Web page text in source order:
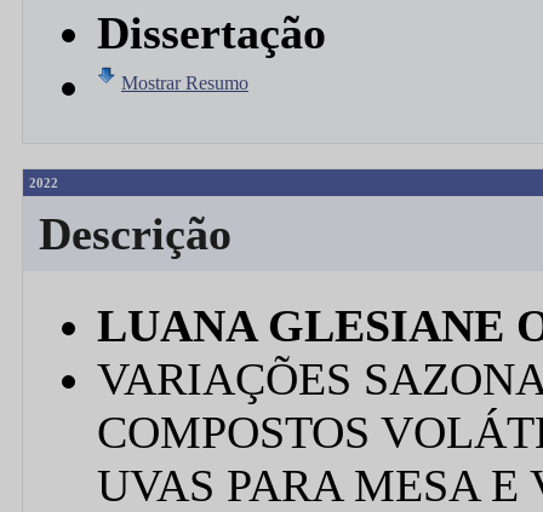
Dissertação
Mostrar Resumo
2022
Descrição
LUANA GLESIANE
VARIAÇÕES
COMPOSTOS
UVAS PARA MESA E